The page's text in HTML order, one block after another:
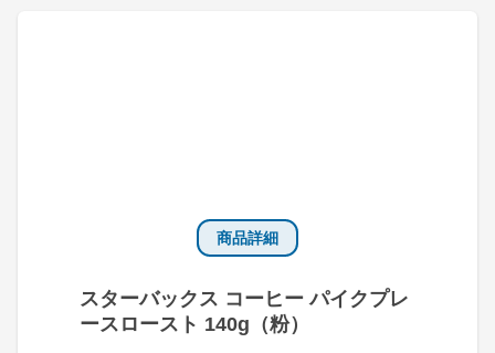
商品詳細
スターバックス コーヒー パイクプレ
ースロースト 140g（粉）